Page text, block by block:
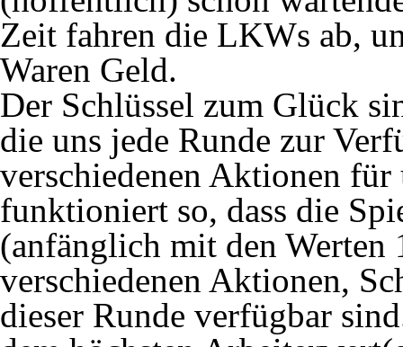
Zeit fahren die LKWs ab,
Waren Geld.
Der Schlüssel zum Glück
die uns jede Runde zur
verschiedenen Aktionen
funktioniert so, dass die
(anfänglich mit den Werten
verschiedenen Aktionen,
dieser Runde verfügbar